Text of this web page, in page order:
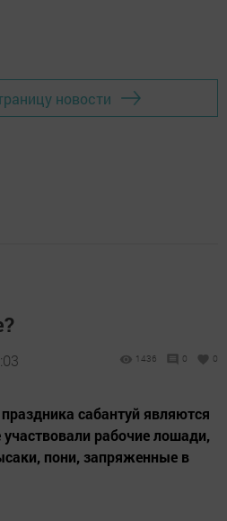
новости
1436 0 0
сабантуй являются
рабочие лошади,
пони, запряженные в